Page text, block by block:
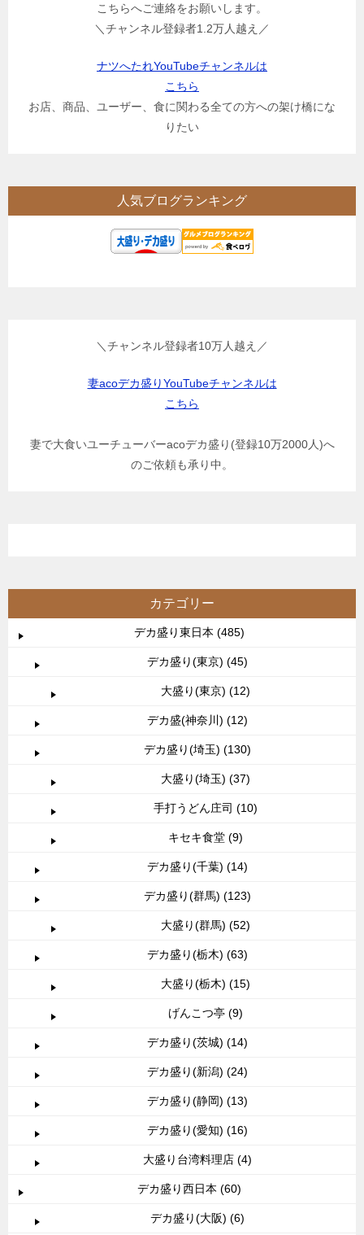
こちらへご連絡をお願いします。
＼チャンネル登録者1.2万人越え／
ナツへたれYouTubeチャンネルは
こちら
お店、商品、ユーザー、食に関わる全ての方への架け橋にな
りたい
人気ブログランキング
＼チャンネル登録者10万人越え／
妻acoデカ盛りYouTubeチャンネルは
こちら
妻で大食いユーチューバーacoデカ盛り(登録10万2000人)へ
のご依頼も承り中。
カテゴリー
デカ盛り東日本 (485)
デカ盛り(東京) (45)
大盛り(東京) (12)
デカ盛(神奈川) (12)
デカ盛り(埼玉) (130)
大盛り(埼玉) (37)
手打うどん庄司 (10)
キセキ食堂 (9)
デカ盛り(千葉) (14)
デカ盛り(群馬) (123)
大盛り(群馬) (52)
デカ盛り(栃木) (63)
大盛り(栃木) (15)
げんこつ亭 (9)
デカ盛り(茨城) (14)
デカ盛り(新潟) (24)
デカ盛り(静岡) (13)
デカ盛り(愛知) (16)
大盛り台湾料理店 (4)
デカ盛り西日本 (60)
デカ盛り(大阪) (6)